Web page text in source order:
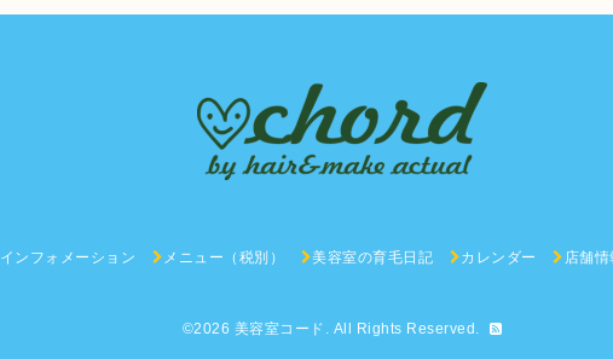
インフォメーション メニュー（税別） 美容室の育毛日記 カレンダー 店舗情
©2026 美容室コード . All Rights Reserved.